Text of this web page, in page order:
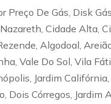
Preço De Gás, Disk
Cidade Alta,
Algodoal,
Vale Do Sol, Vila
Jardim
Dois Córregos,